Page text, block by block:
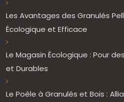
Les Avantages des Granulés
Écologique et Efficace
Le Magasin Écologique : Pour
et Durables
Le Poêle à Granulés et Bois :